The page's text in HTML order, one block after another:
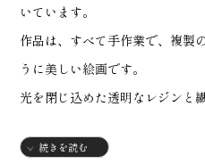
いています。
作品は、すべて手作業で、複製
うに美しい絵画です。
光を閉じ込めた透明なレジンと
商品の画像写真では捉えること
続きを読む